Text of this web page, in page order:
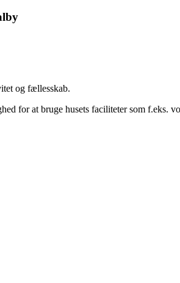
og fællesskab.
for at bruge husets faciliteter som f.eks.